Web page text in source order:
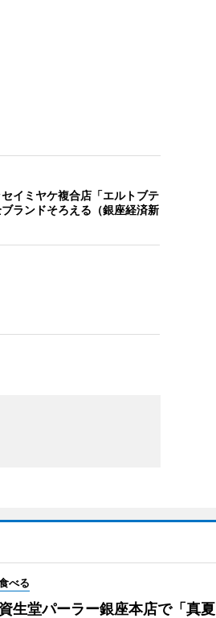
イミヤケ複合店「エルトブテ
ランドそろえる（銀座経済新
べる
資生堂パーラー銀座本店で「真夏